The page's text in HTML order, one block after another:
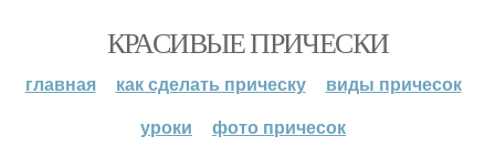
КРАСИВЫЕ ПРИЧЕСКИ
главная как сделать прическу
виды причесок
уроки
фото причесок